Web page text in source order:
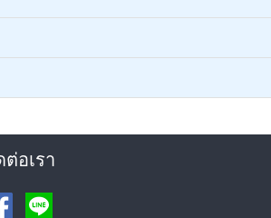
ต่อเรา